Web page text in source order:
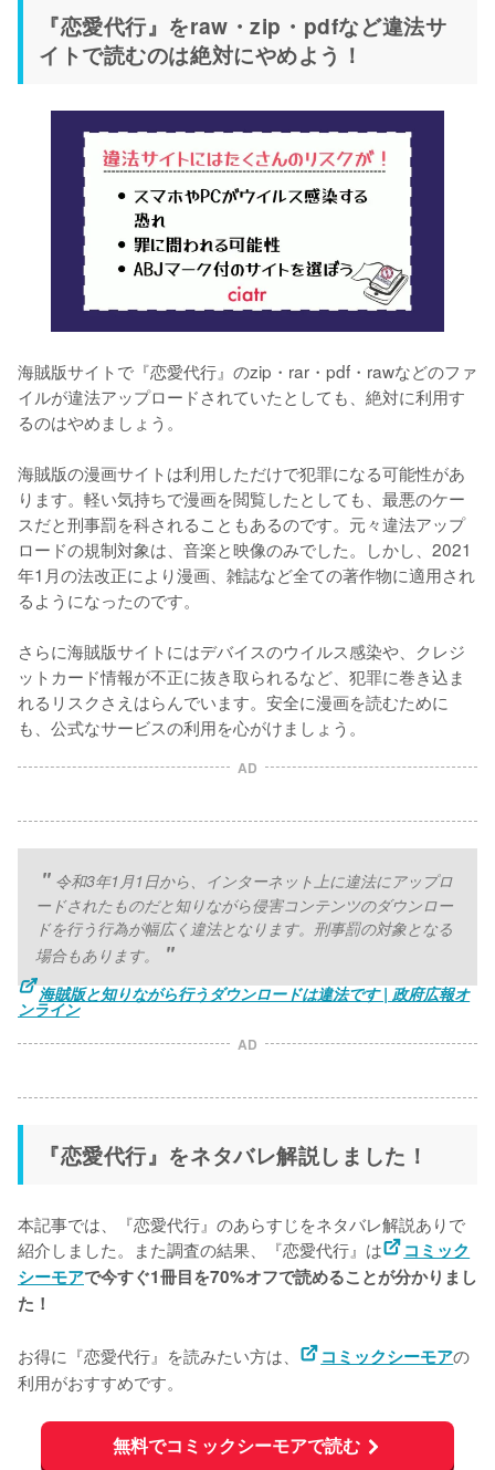
『恋愛代行』をraw・zip・pdfなど違法サ
イトで読むのは絶対にやめよう！
海賊版サイトで『恋愛代行』のzip・rar・pdf・rawなどのファ
イルが違法アップロードされていたとしても、絶対に利用す
るのはやめましょう。
海賊版の漫画サイトは利用しただけで犯罪になる可能性があ
ります。軽い気持ちで漫画を閲覧したとしても、最悪のケー
スだと刑事罰を科されることもあるのです。元々違法アップ
ロードの規制対象は、音楽と映像のみでした。しかし、2021
年1月の法改正により漫画、雑誌など全ての著作物に適用され
るようになったのです。
さらに海賊版サイトにはデバイスのウイルス感染や、クレジ
ットカード情報が不正に抜き取られるなど、犯罪に巻き込ま
れるリスクさえはらんでいます。安全に漫画を読むために
も、公式なサービスの利用を心がけましょう。
AD
令和3年1月1日から、インターネット上に違法にアップロ
ードされたものだと知りながら侵害コンテンツのダウンロー
ドを行う行為が幅広く違法となります。刑事罰の対象となる
場合もあります。
海賊版と知りながら行うダウンロードは違法です | 政府広報オ
ンライン
AD
『恋愛代行』をネタバレ解説しました！
本記事では、『恋愛代行』のあらすじをネタバレ解説ありで
紹介しました。また調査の結果、『恋愛代行』は
コミック
シーモアで今すぐ1冊目を70%オフで読めることが分かりまし
た！
お得に『恋愛代行』を読みたい方は、 コミックシーモアの
利用がおすすめです。
無料でコミックシーモアで読む